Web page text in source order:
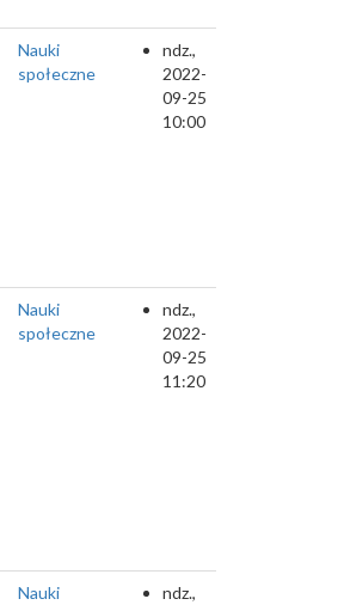
Nauki
społeczne
ndz.,
2022-
09-25
10:00
Nauki
społeczne
ndz.,
2022-
09-25
11:20
Nauki
ndz.,